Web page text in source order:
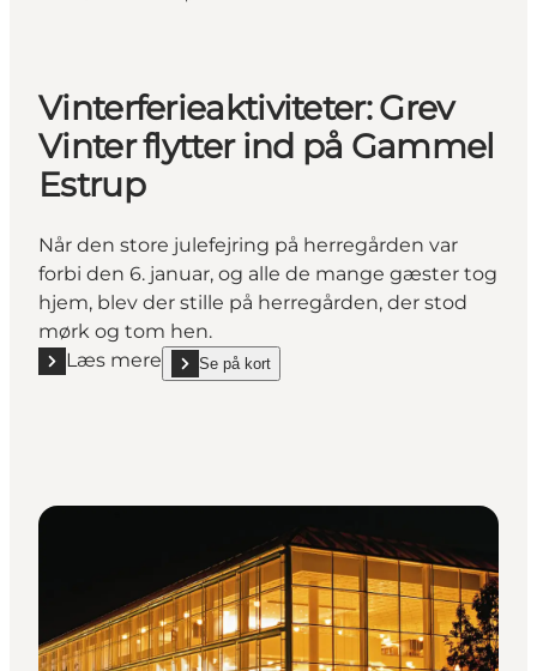
Vinterferieaktiviteter: Grev
Vinter flytter ind på Gammel
Estrup
Når den store julefejring på herregården var
forbi den 6. januar, og alle de mange gæster tog
hjem, blev der stille på herregården, der stod
mørk og tom hen.
Læs mere
Læs mere "Vinterferieaktiviteter: Grev Vinter flytter
Se på kort
show Vinterferieaktiviteter: Grev Vinter flytter ind